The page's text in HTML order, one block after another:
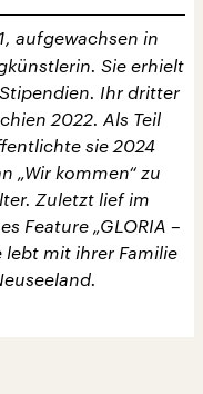
aufgewachsen in
Sie erhielt
Ihr dritter
2022. Als Teil
sie 2024
„Wir kommen“ zu
Zuletzt lief im
Feature „GLORIA –
lebt mit ihrer Familie